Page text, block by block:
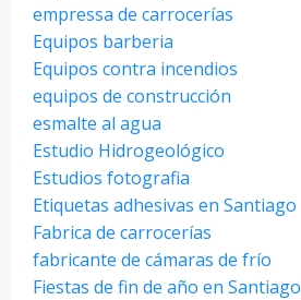
empressa de carrocerías
Equipos barberia
Equipos contra incendios
equipos de construcción
esmalte al agua
Estudio Hidrogeológico
Estudios fotografia
Etiquetas adhesivas en Santiago
Fabrica de carrocerías
fabricante de cámaras de frío
Fiestas de fin de año en Santiago